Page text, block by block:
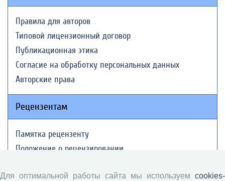
Правила для авторов
Типовой лицензионный договор
Публикационная этика
Согласие на обработку персональных данных
Авторские права
Рецензентам
Памятка рецензенту
Положение о рецензировании
Для оптимальной работы сайта мы используем cookies-